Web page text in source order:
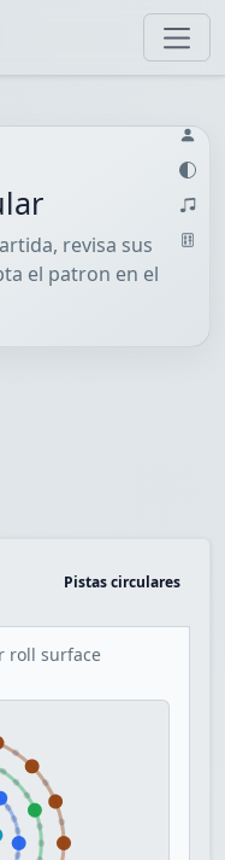
revisa sus
el patron en el
Pistas circulares
roll surface